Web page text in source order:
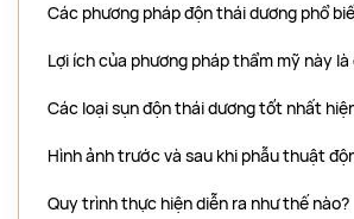
Các phương pháp độn thái dương phổ
Lợi ích của phương pháp thẩm mỹ này là
Các loại sụn độn thái dương tốt nhất
Hình ảnh trước và sau khi phẫu thuật
Quy trình thực hiện diễn ra như thế nào?